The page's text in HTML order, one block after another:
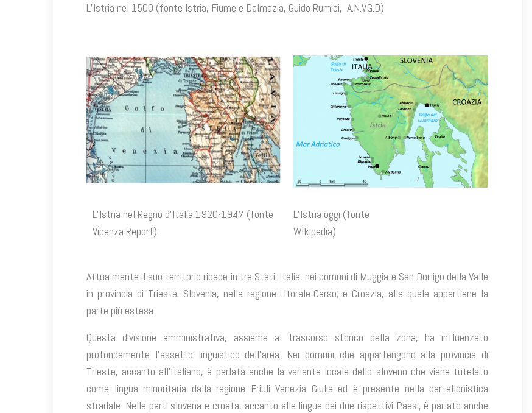
L’Istria nel 1500 (fonte Istria, Fiume e Dalmazia, Guido Rumici, A.N.V.G.D)
L’Istria nel Regno d’Italia 1920-1947 (fonte
Vicenza Report)
L’Istria oggi (fonte
Wikipedia)
Attualmente il suo territorio ricade in tre Stati: Italia, nei comuni di Muggia e San Dorligo della Valle
in provincia di Trieste; Slovenia, nella regione Litorale-Carso; e Croazia, alla quale appartiene la
parte più estesa.
Questa divisione amministrativa, assieme al trascorso storico della zona, ha influenzato
profondamente l’assetto linguistico dell’area. Nei comuni che appartengono alla provincia di
Trieste, accanto all’italiano, è parlata anche la variante locale dello sloveno che viene tutelato
come lingua minoritaria dalla regione Friuli Venezia Giulia ed è presente nella cartellonistica
stradale. Nelle parti slovena e croata, accanto alle lingue dei due rispettivi Paesi, è parlato anche